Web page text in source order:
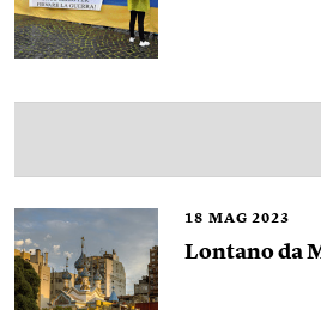
18 MAG 2023
Lontano da